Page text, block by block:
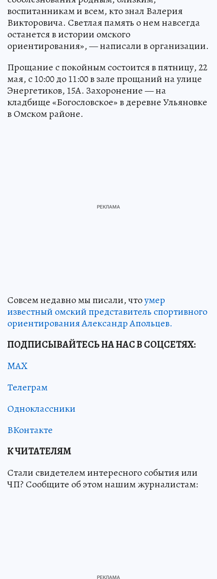
воспитанникам и всем, кто знал Валерия
Викторовича. Светлая память о нем навсегда
останется в истории омского
ориентирования», — написали в организации.
Прощание с покойным состоится в пятницу, 22
мая, с 10:00 до 11:00 в зале прощаний на улице
Энергетиков, 15А. Захоронение — на
кладбище «Богословское» в деревне Ульяновке
в Омском районе.
Совсем недавно мы писали, чтоумер
известный омский представитель спортивного
ориентирования Александр Апольцев.
ПОДПИСЫВАЙТЕСЬ НА НАС В СОЦСЕТЯХ:
MAX
Телеграм
Одноклассники
ВКонтакте
К ЧИТАТЕЛЯМ
Стали свидетелем интересного события или
ЧП? Сообщите об этом нашим журналистам: